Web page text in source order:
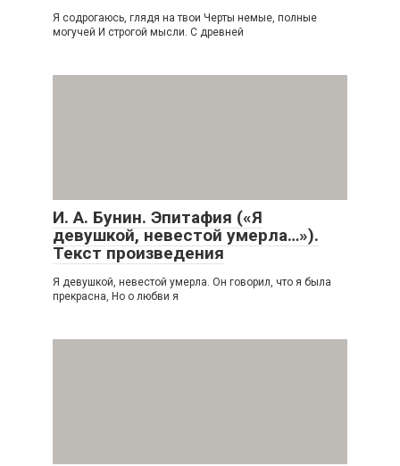
Я содрогаюсь, глядя на твои Черты немые, полные
могучей И строгой мысли. С древней
И. А. Бунин. Эпитафия («Я
девушкой, невестой умерла…»).
Текст произведения
Я девушкой, невестой умерла. Он говорил, что я была
прекрасна, Но о любви я